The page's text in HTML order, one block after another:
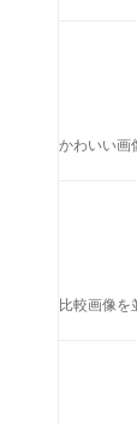
かわいい画
比較画像